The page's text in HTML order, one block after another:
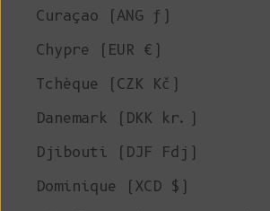
Curaçao (ANG ƒ)
Chypre (EUR €)
Tchèque (CZK Kč)
Danemark (DKK kr.)
Djibouti (DJF Fdj)
Dominique (XCD $)